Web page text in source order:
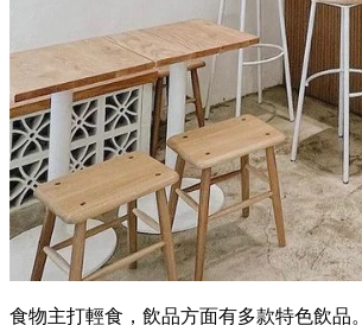
食物主打輕食，飲品方面有多款特色飲品。